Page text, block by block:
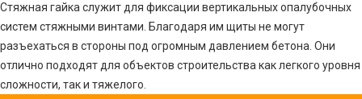
Стяжная гайка служит для фиксации вертикальных опалубочных
систем стяжными винтами. Благодаря им щиты не могут
разъехаться в стороны под огромным давлением бетона. Они
отлично подходят для объектов строительства как легкого уровня
сложности, так и тяжелого.